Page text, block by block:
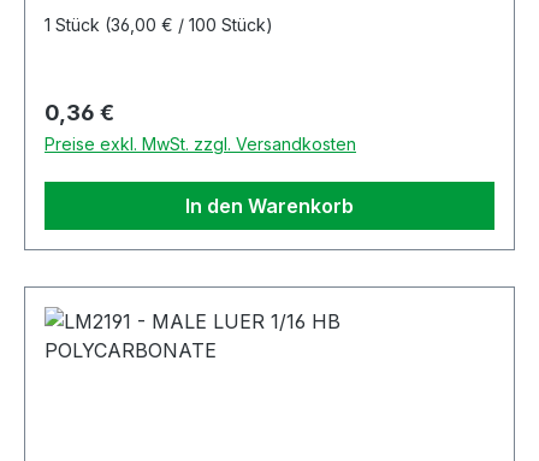
1 Stück (36,00 € / 100 Stück)
Regulärer Preis:
0,36 €
Preise exkl. MwSt. zzgl. Versandkosten
In den Warenkorb